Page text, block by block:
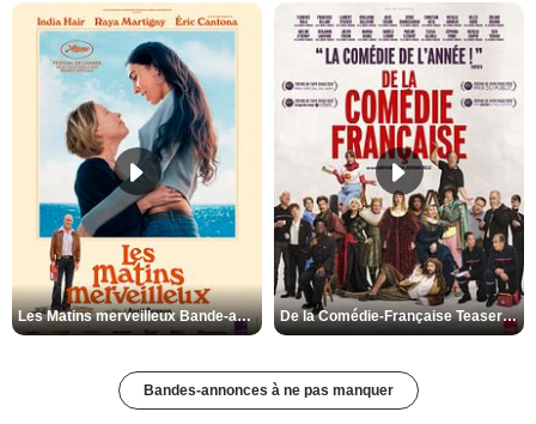
Les Matins merveilleux Bande-annonce VF De la Comédie-Française Teaser VF
Bandes-annonces à ne pas manquer